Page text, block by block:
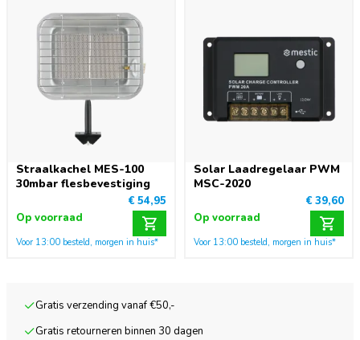
Straalkachel MES-100
30mbar flesbevestiging
€ 54,95
Op voorraad
Voor 13:00 besteld, morgen in huis*
Solar Laadregelaar PWM
MSC-2020
€ 39,60
Op voorraad
Voor 13:00 besteld, morgen in huis*
Gratis verzending vanaf €50,-
Gratis retourneren binnen 30 dagen